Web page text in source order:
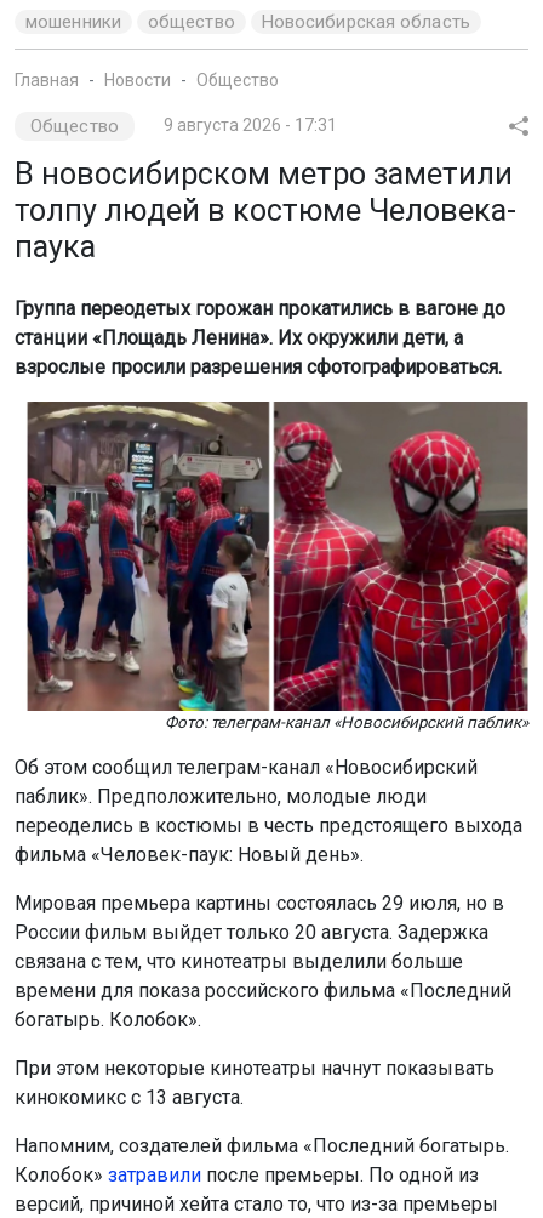
мошенники общество Новосибирская область
Главная Новости Общество
Общество 9 августа 2026 - 17:31
В новосибирском метро заметили
толпу людей в костюме Человека-
паука
Группа переодетых горожан прокатились в вагоне до
станции «Площадь Ленина». Их окружили дети, а
взрослые просили разрешения сфотографироваться.
Фото: телеграм-канал «Новосибирский паблик»
Об этом сообщил телеграм-канал «Новосибирский
паблик». Предположительно, молодые люди
переоделись в костюмы в честь предстоящего выхода
фильма «Человек-паук: Новый день».
Мировая премьера картины состоялась 29 июля, но в
России фильм выйдет только 20 августа. Задержка
связана с тем, что кинотеатры выделили больше
времени для показа российского фильма «Последний
богатырь. Колобок».
При этом некоторые кинотеатры начнут показывать
кинокомикс с 13 августа.
Напомним, создателей фильма «Последний богатырь.
Колобок» затравили после премьеры. По одной из
версий, причиной хейта стало то, что из-за премьеры